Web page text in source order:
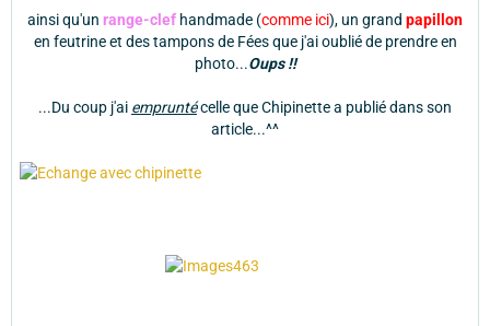
ainsi qu'un range-clef handmade (comme ici), un grand papillon
en feutrine et des tampons de Fées que j'ai oublié de prendre en
photo...Oups !!
...Du coup j'ai empruntécelle que Chipinette a publié dans son
article...^^